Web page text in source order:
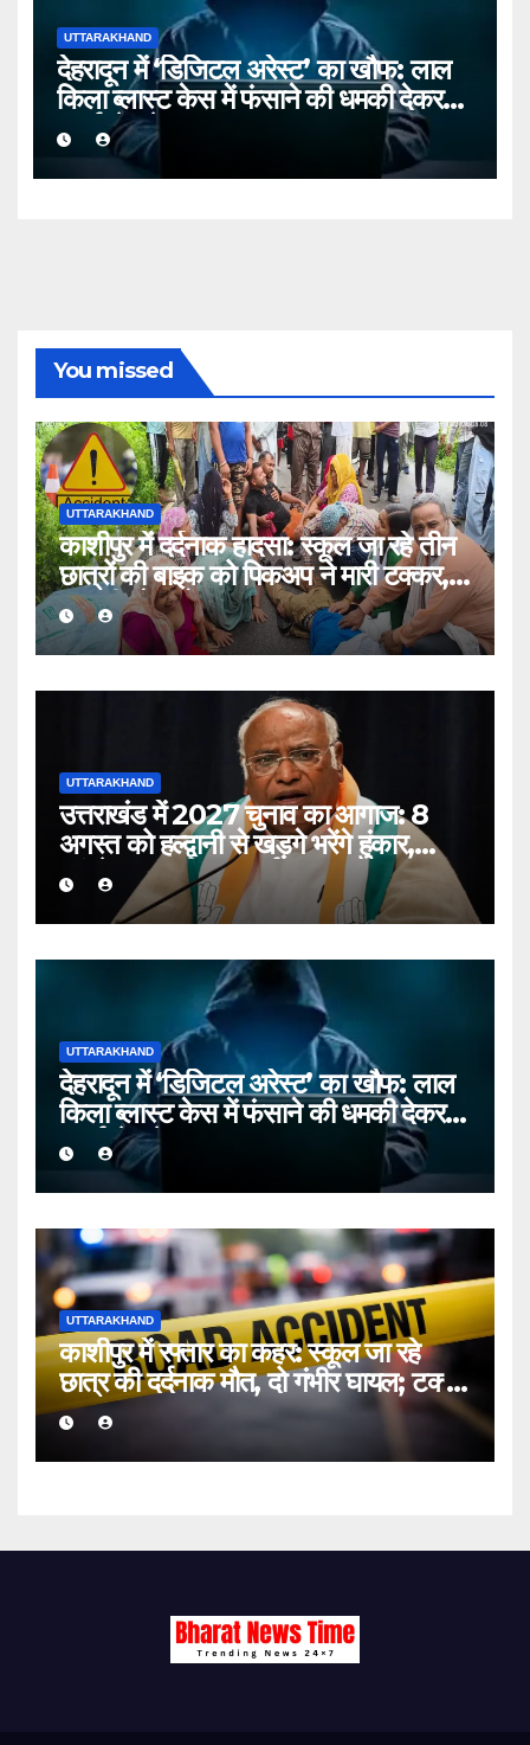
UTTARAKHAND
देहरादून में ‘डिजिटल अरेस्ट’ का खौफ: लाल
किला ब्लास्ट केस में फंसाने की धमकी देकर
बुजुर्ग से ठगे ₹13 लाख
You missed
UTTARAKHAND
काशीपुर में दर्दनाक हादसा: स्कूल जा रहे तीन
छात्रों की बाइक को पिकअप ने मारी टक्कर,
एक की मौत, दो घायल
UTTARAKHAND
उत्तराखंड में 2027 चुनाव का आगाज: 8
अगस्त को हल्द्वानी से खड़गे भरेंगे हुंकार,
कांग्रेस का शक्ति प्रदर्शन
UTTARAKHAND
देहरादून में ‘डिजिटल अरेस्ट’ का खौफ: लाल
किला ब्लास्ट केस में फंसाने की धमकी देकर
बुजुर्ग से ठगे ₹13 लाख
UTTARAKHAND
काशीपुर में रफ्तार का कहर: स्कूल जा रहे
छात्र की दर्दनाक मौत, दो गंभीर घायल; टक्कर
मारकर चालक फरार